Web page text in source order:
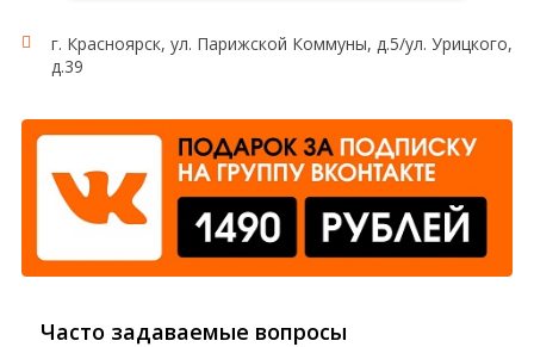
г. Красноярск, ул. Парижской Коммуны, д.5/ул. Урицкого,
д.39
Часто задаваемые вопросы